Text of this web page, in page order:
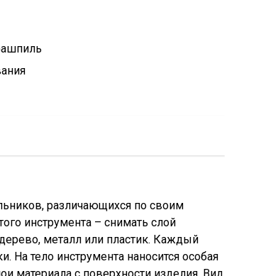
различающихся по своим
инструмента – снимать слой
металл или пластик. Каждый
На тело инструмента наносится особая